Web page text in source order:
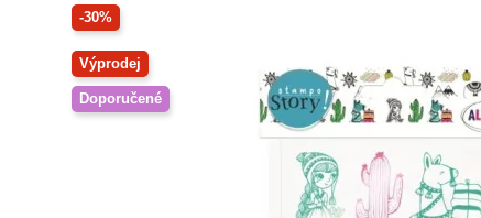
-30%
Výprodej
Doporučené